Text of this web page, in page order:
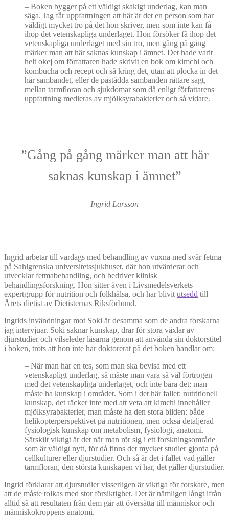
– Boken bygger på ett väldigt skakigt underlag, kan man
säga. Jag får uppfattningen att här är det en person som har
väldigt mycket tro på det hon skriver, men som inte kan få
ihop det vetenskapliga underlaget. Hon försöker få ihop det
vetenskapliga underlaget med sin tro, men gång på gång
märker man att här saknas kunskap i ämnet. Det hade varit
helt okej om författaren hade skrivit en bok om kimchi och
kombucha och recept och så kring det, utan att plocka in det
här sambandet, eller de påstådda sambanden rättare sagt,
mellan tarmfloran och sjukdomar som då enligt författarens
uppfattning medieras av mjölksyrabakterier och så vidare.
”Gång på gång märker man att här
saknas kunskap i ämnet”
Ingrid Larsson
Ingrid arbetar till vardags med behandling av vuxna med svår fetma
på Sahlgrenska universitetssjukhuset, där hon utvärderar och
utvecklar fetmabehandling, och bedriver klinisk
behandlingsforskning. Hon sitter även i Livsmedelsverkets
expertgrupp för nutrition och folkhälsa, och har blivit utsedd till
Årets dietist av Dietisternas Riksförbund.
Ingrids invändningar mot Soki är desamma som de andra forskarna
jag intervjuar. Soki saknar kunskap, drar för stora växlar av
djurstudier och vilseleder läsarna genom att använda sin doktorstitel
i boken, trots att hon inte har doktorerat på det boken handlar om:
– När man har en tes, som man ska bevisa med ett
vetenskapligt underlag, så måste man vara så väl förtrogen
med det vetenskapliga underlaget, och inte bara det: man
måste ha kunskap i området. Som i det här fallet: nutritionell
kunskap, det räcker inte med att veta att kimchi innehåller
mjölksyrabakterier, man måste ha den stora bilden: både
helikopterperspektivet på nutritionen, men också detaljerad
fysiologisk kunskap om metabolism, fysiologi, anatomi.
Särskilt viktigt är det när man rör sig i ett forskningsområde
som är väldigt nytt, för då finns det mycket studier gjorda på
cellkulturer eller djurstudier. Och så är det i fallet vad gäller
tarmfloran, den största kunskapen vi har, det gäller djurstudier.
Ingrid förklarar att djurstudier visserligen är viktiga för forskare, men
att de måste tolkas med stor försiktighet. Det är nämligen långt ifrån
alltid så att resultaten från dem går att översätta till människor och
människokroppens anatomi.